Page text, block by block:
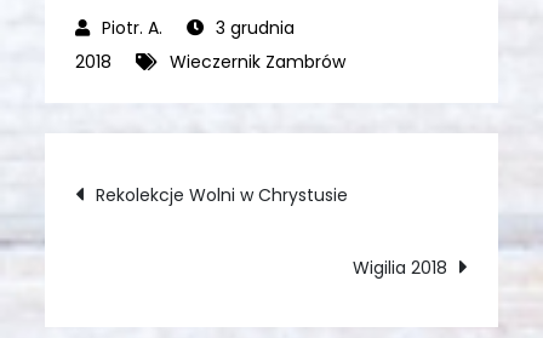
3 grudnia
2018
Wieczernik Zambrów
Nawigacja
Rekolekcje Wolni w Chrystusie
Wigilia 2018